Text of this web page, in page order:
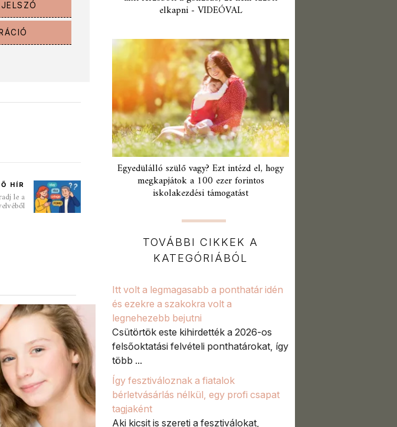
HÍR
le a
elkapni - VIDEÓVAL
Egyedülálló szülő vagy? Ezt intézd el, hogy
megkapjátok a 100 ezer forintos
iskolakezdési támogatást
TOVÁBBI CIKKEK A
KATEGÓRIÁBÓL
Itt volt a legmagasabb a ponthatár idén
és ezekre a szakokra volt a
legnehezebb bejutni
Csütörtök este kihirdették a 2026-os
felsőoktatási felvételi ponthatárokat, így
több ...
Így fesztiváloznak a fiatalok
bérletvásárlás nélkül, egy profi csapat
tagjaként
Aki kicsit is szereti a fesztiválokat,